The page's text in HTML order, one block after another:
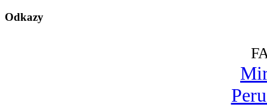
Odkazy